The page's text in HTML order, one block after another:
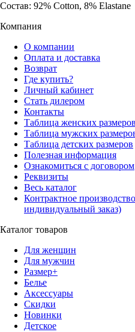
Состав: 92% Cotton, 8% Elastane
Компания
О компании
Оплата и доставка
Возврат
Где купить?
Личный кабинет
Стать дилером
Контакты
Таблица женских размеров
Таблица мужских
Таблица детских размеров
Полезная информация
Ознакомиться с договором
Реквизиты
Весь каталог
Контрактное
индивидуальный заказ)
Каталог товаров
Для женщин
Для мужчин
Размер+
Белье
Аксессуары
Скидки
Новинки
Детское